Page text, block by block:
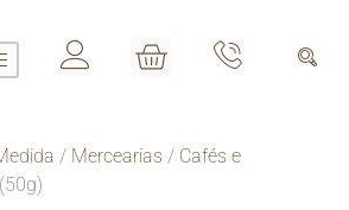
/ Mercearias / Cafés e